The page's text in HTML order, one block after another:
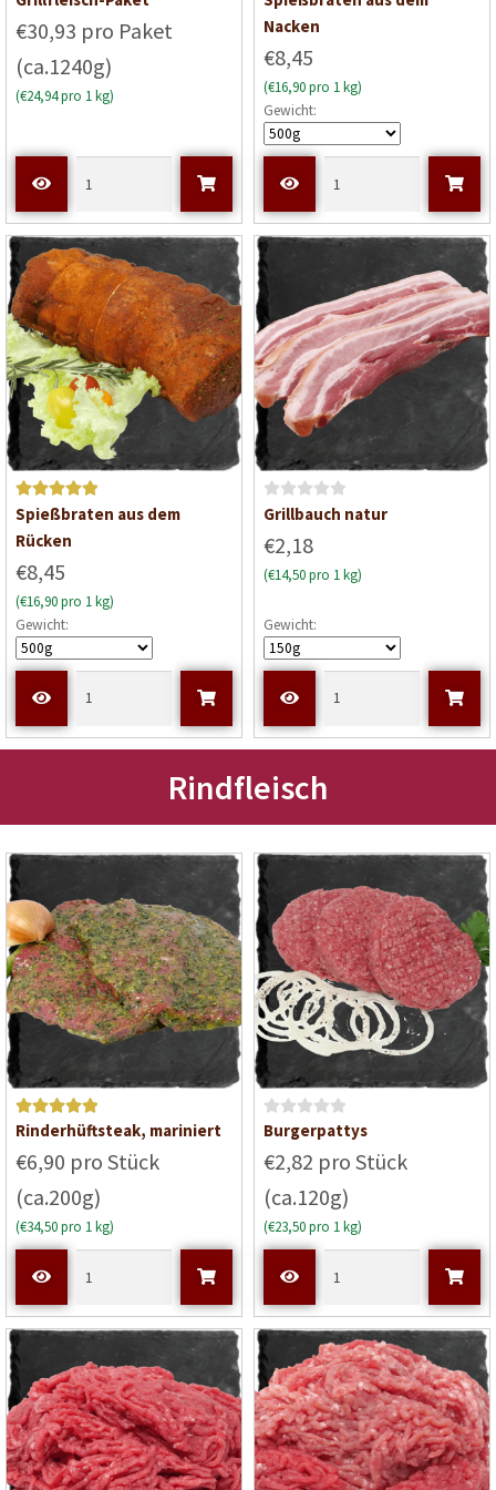
€30,93 pro Paket
(ca.1240g)
(€24,94 pro 1 kg)
5von 5
Nacken
€8,45
(€16,90 pro 1 kg)
Gewicht:
Bewertet mit
5von 5
Spießbraten aus dem
Rücken
€8,45
(€16,90 pro 1 kg)
Gewicht:
B
w
e
t
e
t
t
v
5
Grillbauch natur
€2,18
(€14,50 pro 1 kg)
Gewicht:
Rindfleisch
Bewertet mit
Rinderhüftsteak, mariniert
€6,90 pro Stück
(ca.200g)
(€34,50 pro 1 kg)
B
w
e
r
t
m
i
t
0
v
o
n
5
Burgerpattys
€2,82 pro Stück
(ca.120g)
(€23,50 pro 1 kg)